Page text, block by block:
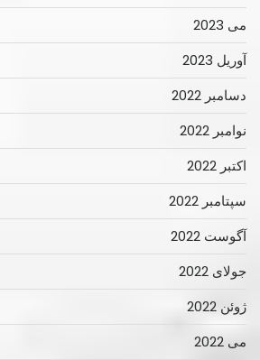
می 2023
آوریل 2023
دسامبر 2022
نوامبر 2022
اکتبر 2022
سپتامبر 2022
آگوست 2022
جولای 2022
ژوئن 2022
می 2022